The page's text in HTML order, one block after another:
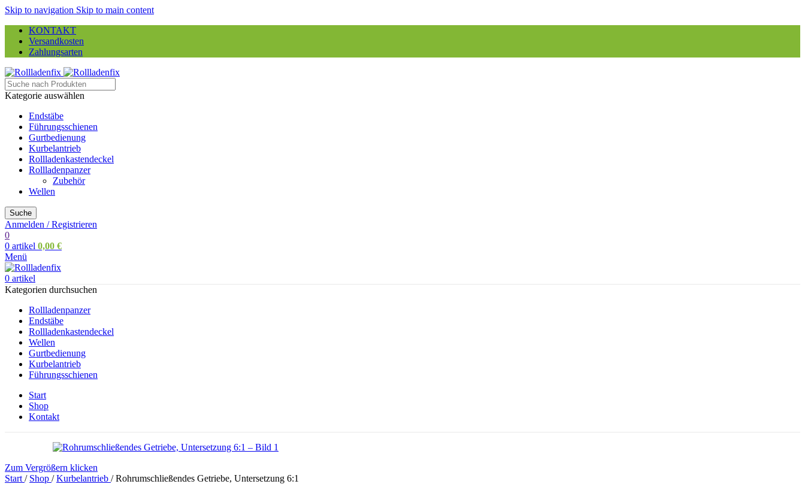
Skip to navigation Skip to main content
KONTAKT
Versandkosten
Zahlungsarten
Kategorie auswählen
Endstäbe
Führungsschienen
Gurtbedienung
Kurbelantrieb
Rollladenkastendeckel
Rollladenpanzer
Zubehör
Wellen
Suche
Anmelden / Registrieren
0
0 artikel 0,00 €
Menü
0 artikel
Kategorien durchsuchen
Rollladenpanzer
Endstäbe
Rollladenkastendeckel
Wellen
Gurtbedienung
Kurbelantrieb
Führungsschienen
Start
Shop
Kontakt
Zum Vergrößern klicken
Start / Shop / Kurbelantrieb / Rohrumschließendes Getriebe, Untersetzung 6:1